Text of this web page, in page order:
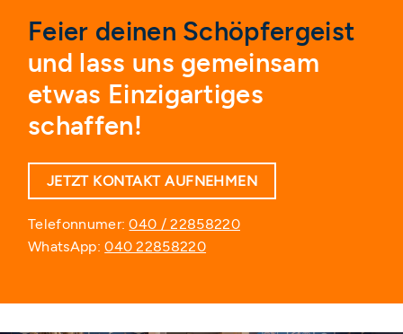
Feier deinen Schöpfergeist
und lass uns gemeinsam
etwas Einzigartiges
schaffen!
JETZT KONTAKT AUFNEHMEN
Telefonnumer:040 / 22858220
WhatsApp:040 22858220